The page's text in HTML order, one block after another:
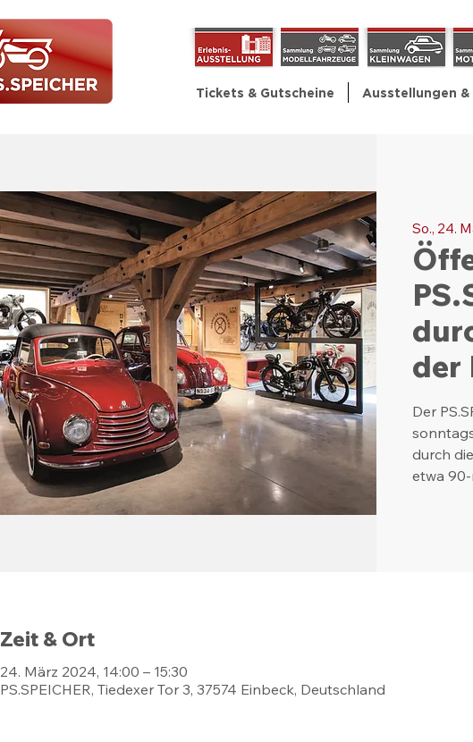
Tickets & Gutscheine Ausstellungen
So., 24.
der
Der
durch
etwa 90-
Zeit & Ort
24. März 2024, 14:00 – 15:30
PS.SPEICHER, Tiedexer Tor 3, 37574 Einbeck, Deutschland